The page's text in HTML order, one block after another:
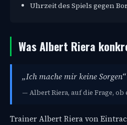
Uhrzeit des Spiels gegen
Was Albert Riera
„Ich mache mir keine Sorgen“
— Albert Riera, auf die Frage, ob
Trainer Albert Riera von